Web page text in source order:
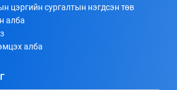
цэргийн сургалтын нэгдсэн төв
алба
алба